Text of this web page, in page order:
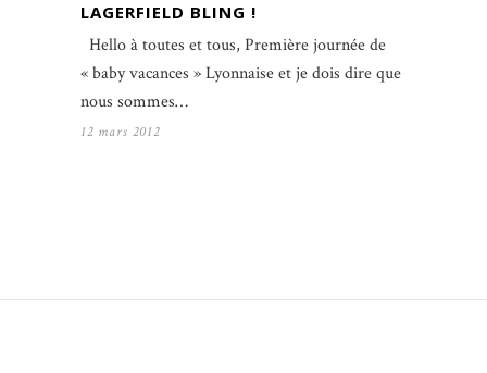
LAGERFIELD BLING !
Hello à toutes et tous, Première journée de
« baby vacances » Lyonnaise et je dois dire que
nous sommes…
12 mars 2012